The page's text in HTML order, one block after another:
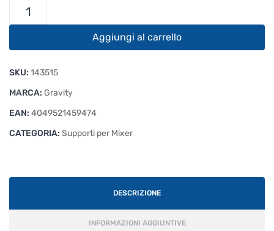
Gravity
RD
Aggiungi al carrello
SKU: 143515
MARCA: Gravity
EAN: 4049521459474
CATEGORIA: Supporti per Mixer
DESCRIZIONE
INFORMAZIONI AGGIUNTIVE